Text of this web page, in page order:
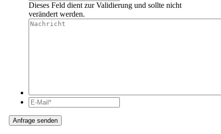
Dieses Feld dient zur Validierung und sollte nicht
verändert werden.